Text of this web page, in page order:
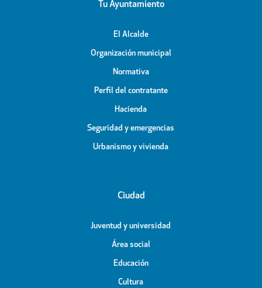
Tu Ayuntamiento
El Alcalde
Organización municipal
Normativa
Perfil del contratante
Hacienda
Seguridad y emergencias
Urbanismo y vivienda
Ciudad
Juventud y universidad
Área social
Educación
Cultura